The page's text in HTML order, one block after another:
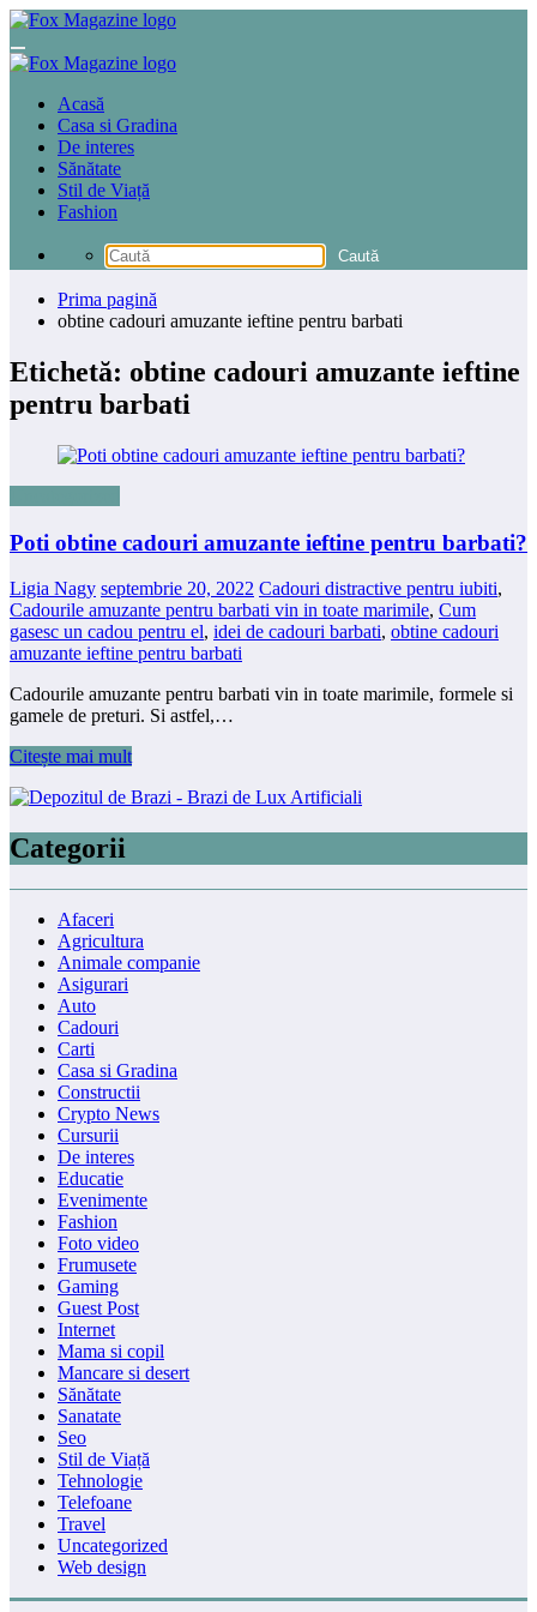
Sari
conținut
Acasă
Casa si Gradina
De interes
Sănătate
Stil de Viață
Fashion
Prima pagină
obtine cadouri amuzante ieftine pentru barbati
Etichetă: obtine cadouri amuzante ieftine
pentru barbati
Poti obtine cadouri amuzante ieftine pentru barbati?
Ligia Nagy septembrie 20, 2022 Cadouri distractive pentru iubiti,
Cadourile amuzante pentru barbati vin in toate marimile, Cum
gasesc un cadou pentru el, idei de cadouri barbati, obtine cadouri
amuzante ieftine pentru barbati
Cadourile amuzante pentru barbati vin in toate marimile, formele si
gamele de preturi. Si astfel,…
Citește mai mult
Categorii
Afaceri
Agricultura
Animale companie
Asigurari
Auto
Cadouri
Carti
Casa si Gradina
Constructii
Crypto News
Cursurii
De interes
Educatie
Evenimente
Fashion
Foto video
Frumusete
Gaming
Guest Post
Internet
Mama si copil
Mancare si desert
Sănătate
Sanatate
Seo
Stil de Viață
Tehnologie
Telefoane
Travel
Uncategorized
Web design